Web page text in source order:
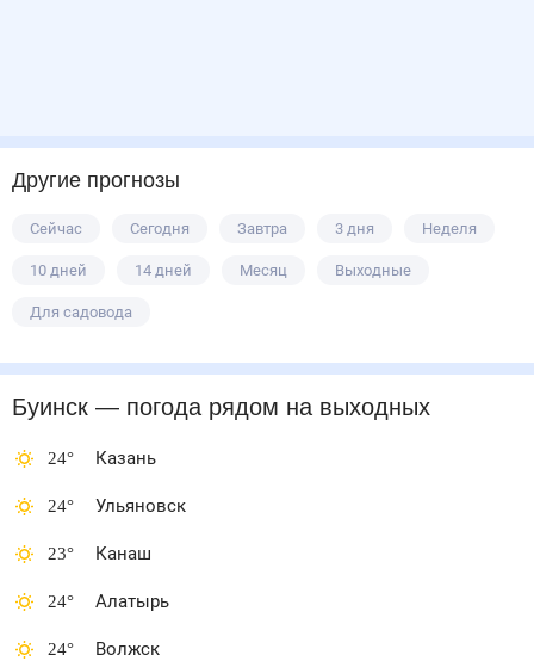
Другие прогнозы
Сейчас Сегодня Завтра 3 дня Неделя
10 дней 14 дней Месяц Выходные
Для садовода
Буинск — погода рядом на выходных
24° Казань
24° Ульяновск
23° Канаш
24° Алатырь
24° Волжск